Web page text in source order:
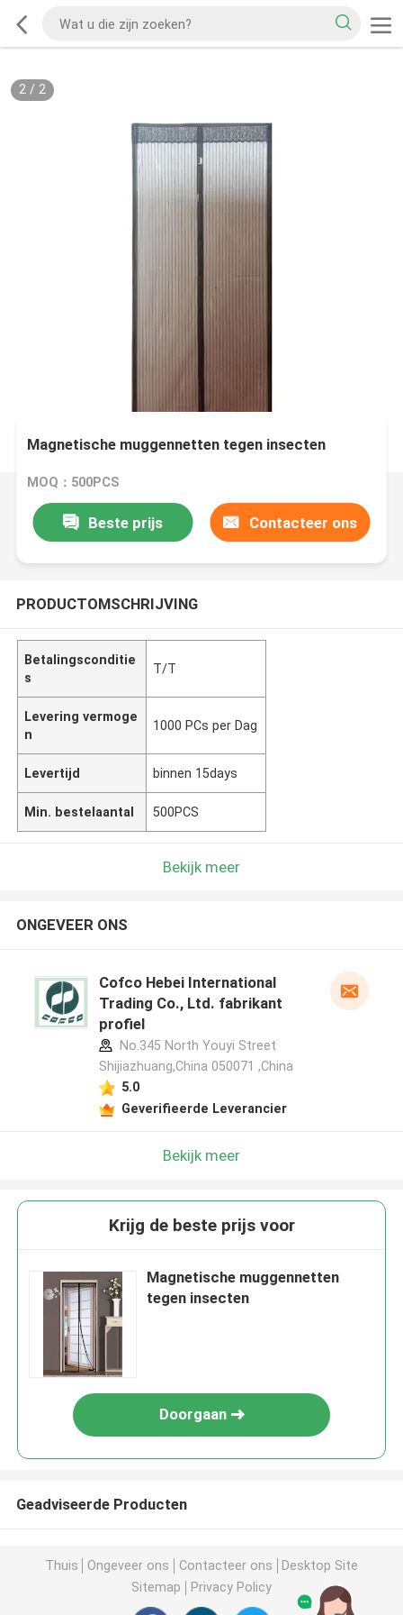
2/ 2
Magnetische muggennetten tegen insecten
MOQ：500PCS
Beste prijs Contacteer ons
PRODUCTOMSCHRIJVING
Betalingsconditie
s
T/T
Levering vermoge
n
1000 PCs per Dag
Levertijd binnen 15days
Min. bestelaantal 500PCS
Bekijk meer
ONGEVEER ONS
Cofco Hebei International
Trading Co., Ltd. fabrikant
profiel
No.345 North Youyi Street
Shijiazhuang,China 050071 ,China
5.0
Geverifieerde Leverancier
Bekijk meer
Krijg de beste prijs voor
Magnetische muggennetten
tegen insecten
Doorgaan
Geadviseerde Producten
Thuis Ongeveer ons Contacteer ons
Desktop Site
Sitemap
Privacy Policy